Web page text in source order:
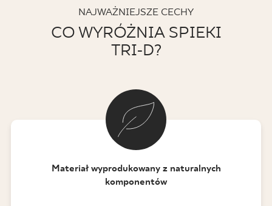
NAJWAŻNIEJSZE CECHY
CO WYRÓŻNIA SPIEKI
TRI-D?
Materiał wyprodukowany z naturalnych
komponentów